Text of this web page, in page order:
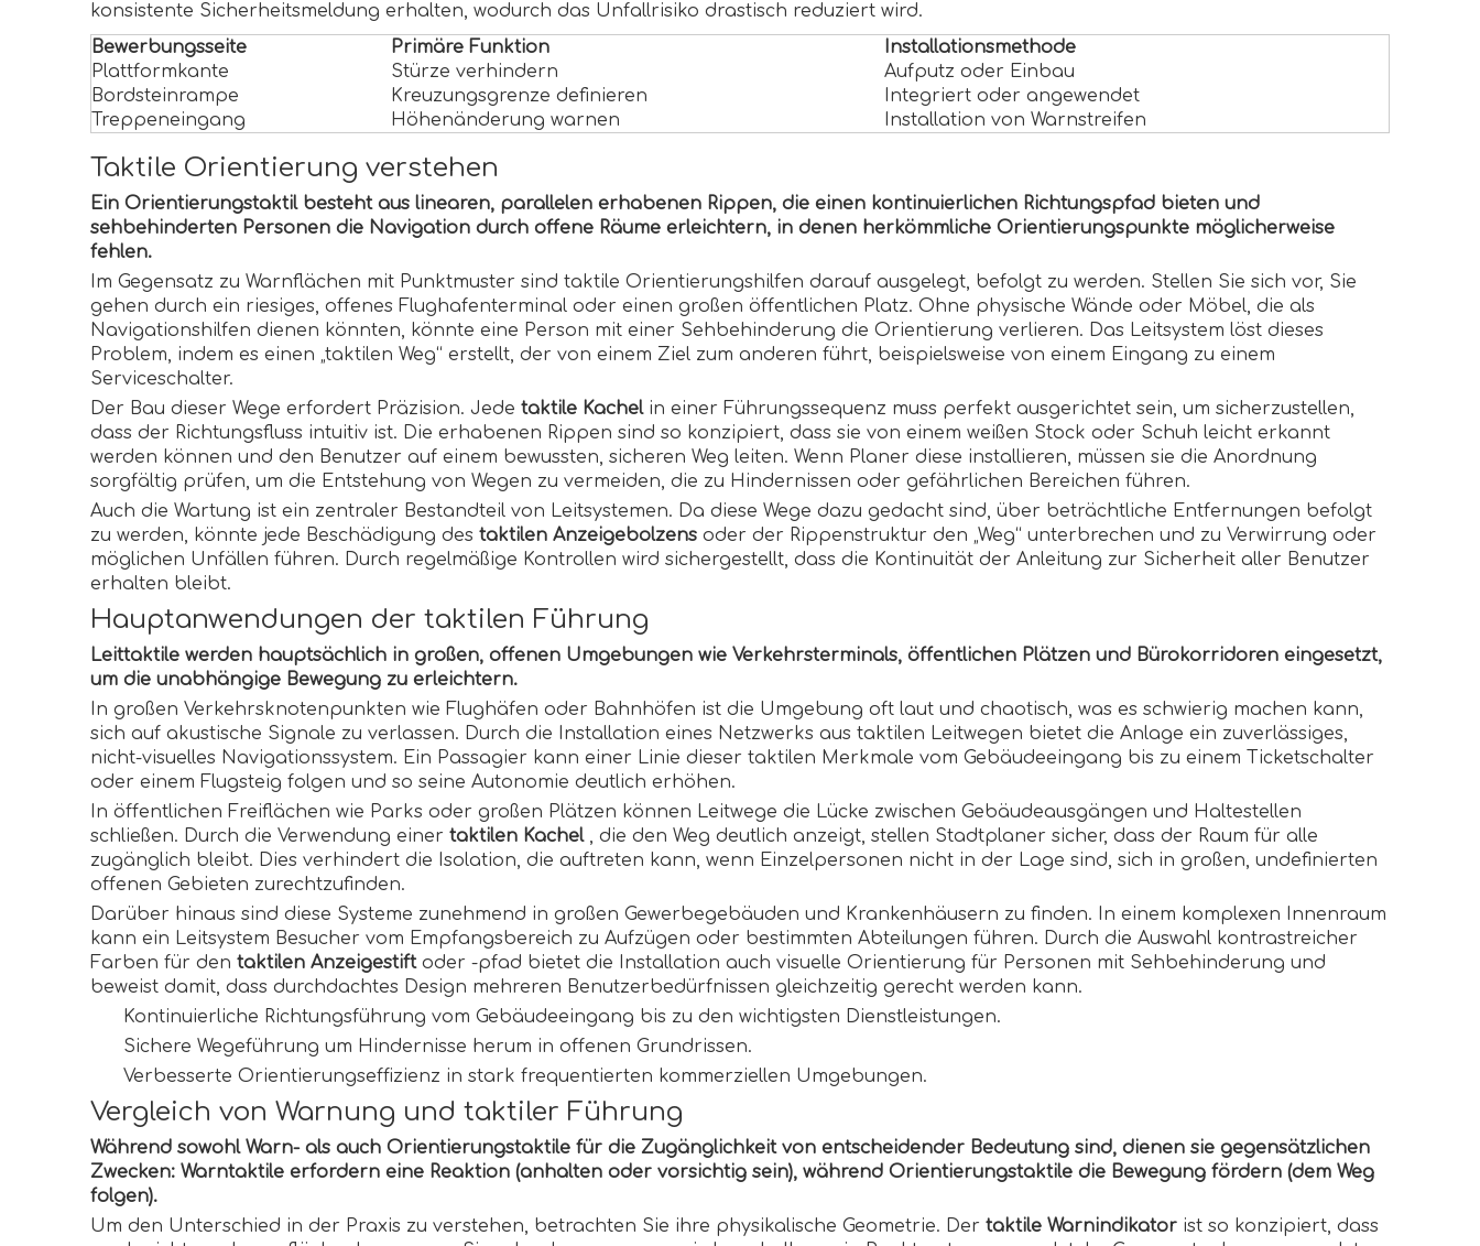
konsistente Sicherheitsmeldung erhalten, wodurch das Unfallrisiko drastisch reduziert wird.
Bewerbungsseite
Primäre Funktion
Installationsmethode
Plattformkante
Stürze verhindern
Aufputz oder Einbau
Bordsteinrampe
Kreuzungsgrenze definieren
Integriert oder angewendet
Treppeneingang
Höhenänderung warnen Installation von Warnstreifen
Taktile Orientierung verstehen
Ein Orientierungstaktil besteht aus linearen, parallelen erhabenen Rippen, die einen kontinuierlichen Richtungspfad bieten und
sehbehinderten Personen die Navigation durch offene Räume erleichtern, in denen herkömmliche Orientierungspunkte möglicherweise
fehlen.
Im Gegensatz zu Warnflächen mit Punktmuster sind taktile Orientierungshilfen darauf ausgelegt, befolgt zu werden. Stellen Sie sich vor, Sie
gehen durch ein riesiges, offenes Flughafenterminal oder einen großen öffentlichen Platz. Ohne physische Wände oder Möbel, die als
Navigationshilfen dienen könnten, könnte eine Person mit einer Sehbehinderung die Orientierung verlieren. Das Leitsystem löst dieses
Problem, indem es einen „taktilen Weg“ erstellt, der von einem Ziel zum anderen führt, beispielsweise von einem Eingang zu einem
Serviceschalter.
Der Bau dieser Wege erfordert Präzision. Jede taktile Kachel in einer Führungssequenz muss perfekt ausgerichtet sein, um sicherzustellen,
dass der Richtungsfluss intuitiv ist. Die erhabenen Rippen sind so konzipiert, dass sie von einem weißen Stock oder Schuh leicht erkannt
werden können und den Benutzer auf einem bewussten, sicheren Weg leiten. Wenn Planer diese installieren, müssen sie die Anordnung
sorgfältig prüfen, um die Entstehung von Wegen zu vermeiden, die zu Hindernissen oder gefährlichen Bereichen führen.
Auch die Wartung ist ein zentraler Bestandteil von Leitsystemen. Da diese Wege dazu gedacht sind, über beträchtliche Entfernungen befolgt
zu werden, könnte jede Beschädigung des taktilen Anzeigebolzens oder der Rippenstruktur den „Weg“ unterbrechen und zu Verwirrung oder
möglichen Unfällen führen. Durch regelmäßige Kontrollen wird sichergestellt, dass die Kontinuität der Anleitung zur Sicherheit aller Benutzer
erhalten bleibt.
Hauptanwendungen der taktilen Führung
Leittaktile werden hauptsächlich in großen, offenen Umgebungen wie Verkehrsterminals, öffentlichen Plätzen und Bürokorridoren eingesetzt,
um die unabhängige Bewegung zu erleichtern.
In großen Verkehrsknotenpunkten wie Flughäfen oder Bahnhöfen ist die Umgebung oft laut und chaotisch, was es schwierig machen kann,
sich auf akustische Signale zu verlassen. Durch die Installation eines Netzwerks aus taktilen Leitwegen bietet die Anlage ein zuverlässiges,
nicht-visuelles Navigationssystem. Ein Passagier kann einer Linie dieser taktilen Merkmale vom Gebäudeeingang bis zu einem Ticketschalter
oder einem Flugsteig folgen und so seine Autonomie deutlich erhöhen.
In öffentlichen Freiflächen wie Parks oder großen Plätzen können Leitwege die Lücke zwischen Gebäudeausgängen und Haltestellen
schließen. Durch die Verwendung einer taktilen Kachel , die den Weg deutlich anzeigt, stellen Stadtplaner sicher, dass der Raum für alle
zugänglich bleibt. Dies verhindert die Isolation, die auftreten kann, wenn Einzelpersonen nicht in der Lage sind, sich in großen, undefinierten
offenen Gebieten zurechtzufinden.
Darüber hinaus sind diese Systeme zunehmend in großen Gewerbegebäuden und Krankenhäusern zu finden. In einem komplexen Innenraum
kann ein Leitsystem Besucher vom Empfangsbereich zu Aufzügen oder bestimmten Abteilungen führen. Durch die Auswahl kontrastreicher
Farben für den taktilen Anzeigestift oder -pfad bietet die Installation auch visuelle Orientierung für Personen mit Sehbehinderung und
beweist damit, dass durchdachtes Design mehreren Benutzerbedürfnissen gleichzeitig gerecht werden kann.
Kontinuierliche Richtungsführung vom Gebäudeeingang bis zu den wichtigsten Dienstleistungen.
Sichere Wegeführung um Hindernisse herum in offenen Grundrissen.
Verbesserte Orientierungseffizienz in stark frequentierten kommerziellen Umgebungen.
Vergleich von Warnung und taktiler Führung
Während sowohl Warn- als auch Orientierungstaktile für die Zugänglichkeit von entscheidender Bedeutung sind, dienen sie gegensätzlichen
Zwecken: Warntaktile erfordern eine Reaktion (anhalten oder vorsichtig sein), während Orientierungstaktile die Bewegung fördern (dem Weg
folgen).
Um den Unterschied in der Praxis zu verstehen, betrachten Sie ihre physikalische Geometrie. Der taktile Warnindikator ist so konzipiert, dass